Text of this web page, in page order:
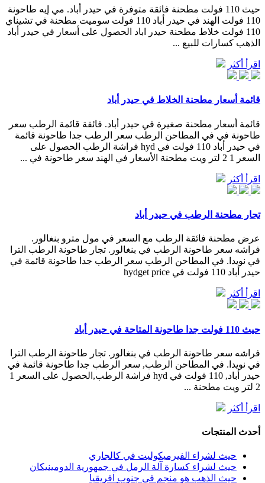
حيث 110 فولت مطحنة فائقة متوفرة في حيدر أباد. مي إيه طاحونة
110 فولت الهند في حيدر أباد 110 فولت سوميت مطحنة في تشيناي
110 فولت خلاط مطحنة حيدر اباد الحصول على أسعار في حيدر أباد
الذهب كسارات للبيع ...
اقرأ أكثر
قائمة أسعار مطحنة الخلاط في حيدر أباد
قائمة أسعار مطحنة صغيرة في حيدر أباد. فائقة قائمة الرطب سعر
طاحونة في في المطاحن الرطب سعر الرطب جدا طاحونة قائمة
في حيدر أباد 110 فولت في hyd فراشة الرطب الحصول على
السعر 1 2 لتر ويت مطحنة الأسعار في الهند سعر طاحونة في ...
اقرأ أكثر
تجار مطحنة الرطب في حيدر أباد
عرض مطحنة فائقة الرطب مع السعر في مول مترو بنغالور.
فراشه سعر طاحونة الرطب في بنغالور. تجار طاحونة الرطب الترا
في نويدا. في المطاحن الرطب سعر الرطب جدا طاحونة قائمة في
حيدر أباد 110 فولت في hydget price
اقرأ أكثر
حيث 110 فولت جدا طاحونة المتاحة في حيدر أباد
فراشه سعر طاحونة الرطب في بنغالور. تجار طاحونة الرطب الترا
في نويدا. في المطاحن الرطب, سعر الرطب جدا طاحونة قائمة في
حيدر أباد, 110 فولت في hyd فراشة الرطب,الحصول على السعر 1
2 لتر ويت مطحنة ...
اقرأ أكثر
أحدث المنتجات
حيث لشراء الفيرميكوليت في كالجاري
حيث لشراء كسارة آلة الرمل في جمهورية الدومينيكان
حيث الذهب هو منجم في جنوب افريقيا